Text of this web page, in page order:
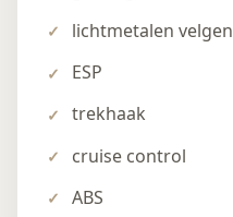
lichtmetalen velgen
ESP
trekhaak
cruise control
ABS